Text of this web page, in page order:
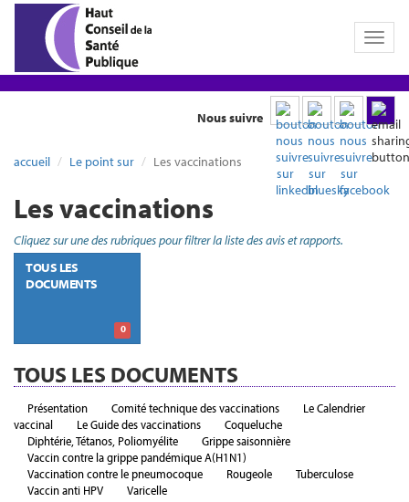
Toggle
Nous suivre
accueil Le point sur Les vaccinations
Les vaccinations
Cliquez sur une des rubriques pour filtrer la liste des avis et rapports.
TOUS LES
DOCUMENTS
0
TOUS LES DOCUMENTS
Présentation Comité technique des vaccinations
Le Calendrier
vaccinal
Le Guide des vaccinations
Coqueluche
Diphtérie, Tétanos, Poliomyélite
Grippe saisonnière
Vaccin contre la grippe pandémique A(H1N1)
Vaccination contre le pneumocoque
Rougeole
Tuberculose
Vaccin anti HPV
Varicelle